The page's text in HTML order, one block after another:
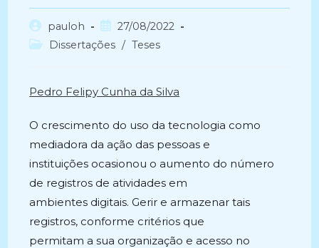
Autor
do
pauloh
Post
publicado:
27/08/2022
Categoria
Dissertações / Teses
Pedro Felipy Cunha da Silva
O crescimento do uso da tecnologia como
mediadora da ação das pessoas e
instituições ocasionou o aumento do número
de registros de atividades em
ambientes digitais. Gerir e armazenar tais
registros, conforme critérios que
permitam a sua organização e acesso no